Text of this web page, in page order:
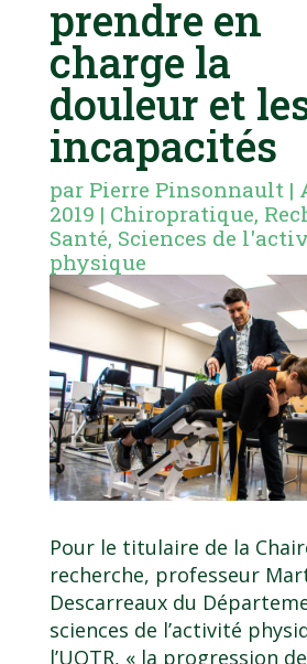
prendre en
charge la
douleur et
incapacités
par Pierre Pinsonnault|
2019 | Chiropratique,
Santé, Sciences de
physique
Pour le titulaire de la
recherche, professeur
Descarreaux du
sciences de l’activité
l’UQTR, « la progression